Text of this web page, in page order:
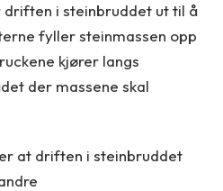
i steinbruddet ut til å
fyller steinmassen opp
kjører langs
der massene skal
at driften i steinbruddet